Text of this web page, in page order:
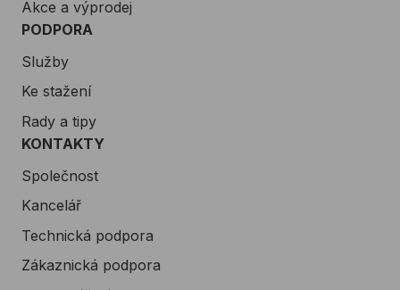
Akce a výprodej
PODPORA
Služby
Ke stažení
Rady a tipy
KONTAKTY
Společnost
Kancelář
Technická podpora
Zákaznická podpora